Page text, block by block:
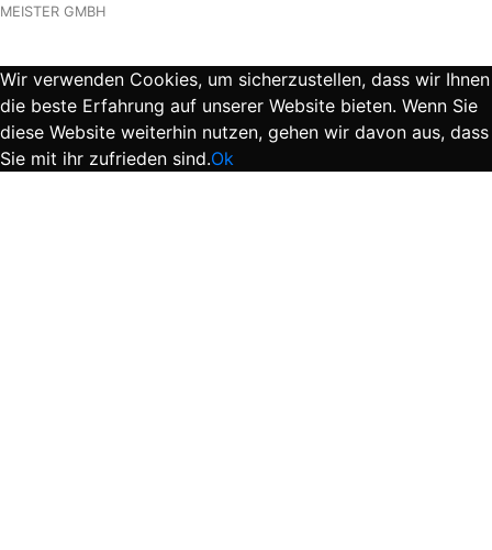
MEISTER GMBH
Wir verwenden Cookies, um sicherzustellen, dass wir Ihnen
die beste Erfahrung auf unserer Website bieten. Wenn Sie
diese Website weiterhin nutzen, gehen wir davon aus, dass
Sie mit ihr zufrieden sind.Ok